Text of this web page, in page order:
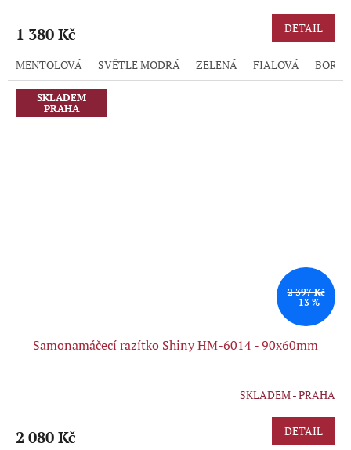
je
z
5
hvězdiček.
1 380 Kč DETAIL
MENTOLOVÁ SVĚTLE MODRÁ ZELENÁ FIALOVÁ
SKLADEM
PRAHA
2 397 Kč
–13 %
Samonamáčecí razítko Shiny HM-6014 - 90x60mm
je
SKLADEM - PRAHA
2 080 Kč DETAIL